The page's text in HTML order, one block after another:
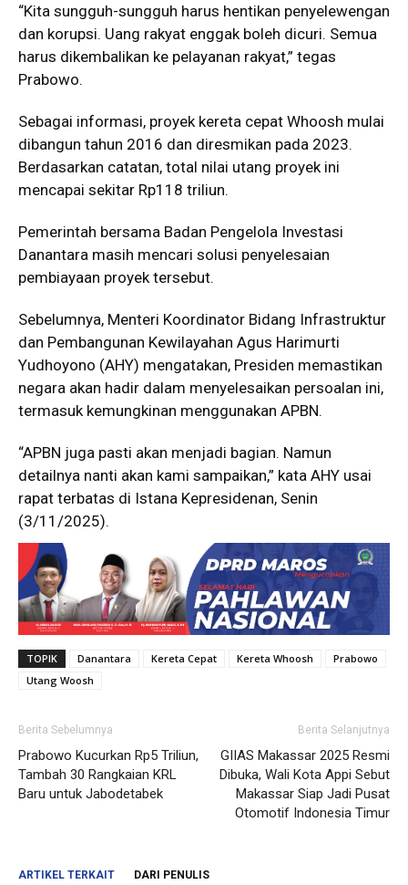
“Kita sungguh-sungguh harus hentikan penyelewengan
dan korupsi. Uang rakyat enggak boleh dicuri. Semua
harus dikembalikan ke pelayanan rakyat,” tegas
Prabowo.
Sebagai informasi, proyek kereta cepat Whoosh mulai
dibangun tahun 2016 dan diresmikan pada 2023.
Berdasarkan catatan, total nilai utang proyek ini
mencapai sekitar Rp118 triliun.
Pemerintah bersama Badan Pengelola Investasi
Danantara masih mencari solusi penyelesaian
pembiayaan proyek tersebut.
Sebelumnya, Menteri Koordinator Bidang Infrastruktur
dan Pembangunan Kewilayahan Agus Harimurti
Yudhoyono (AHY) mengatakan, Presiden memastikan
negara akan hadir dalam menyelesaikan persoalan ini,
termasuk kemungkinan menggunakan APBN.
“APBN juga pasti akan menjadi bagian. Namun
detailnya nanti akan kami sampaikan,” kata AHY usai
rapat terbatas di Istana Kepresidenan, Senin
(3/11/2025).
TOPIK Danantara Kereta Cepat Kereta Whoosh
Prabowo
Utang Woosh
Berita Sebelumnya
Prabowo Kucurkan Rp5 Triliun,
Tambah 30 Rangkaian KRL
Baru untuk Jabodetabek
Berita Selanjutnya
GIIAS Makassar 2025 Resmi
Dibuka, Wali Kota Appi Sebut
Makassar Siap Jadi Pusat
Otomotif Indonesia Timur
ARTIKEL TERKAIT DARI PENULIS